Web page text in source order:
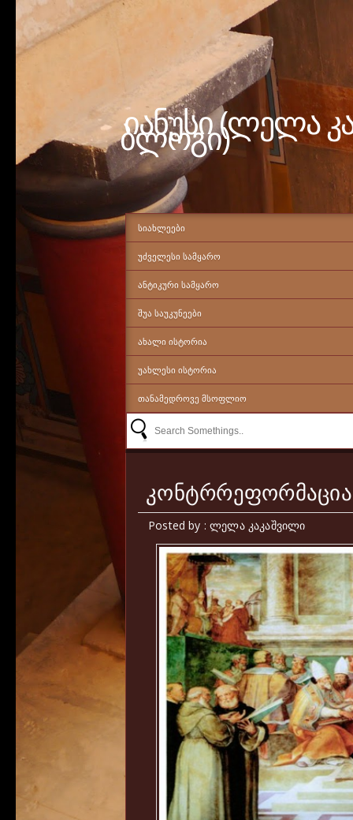
იანუსი (ლელა
ბლოგი)
ᲡᲘᲐᲮᲚᲔᲔᲑᲘ
ᲣᲫᲕᲔᲚᲔᲡᲘ ᲡᲐᲛᲧᲐᲠᲝ
ᲐᲜᲢᲘᲙᲣᲠᲘ ᲡᲐᲛᲧᲐᲠᲝ
ᲨᲣᲐ ᲡᲐᲣᲙᲣᲜᲔᲔᲑᲘ
ᲐᲮᲐᲚᲘ ᲘᲡᲢᲝᲠᲘᲐ
ᲣᲐᲮᲚᲔᲡᲘ ᲘᲡᲢᲝᲠᲘᲐ
ᲗᲐᲜᲐᲛᲔᲓᲠᲝᲕᲔ ᲛᲡᲝᲤᲚᲘᲝ
კონტრრეფორმაცია
Posted by : ლელა კაკაშვილი